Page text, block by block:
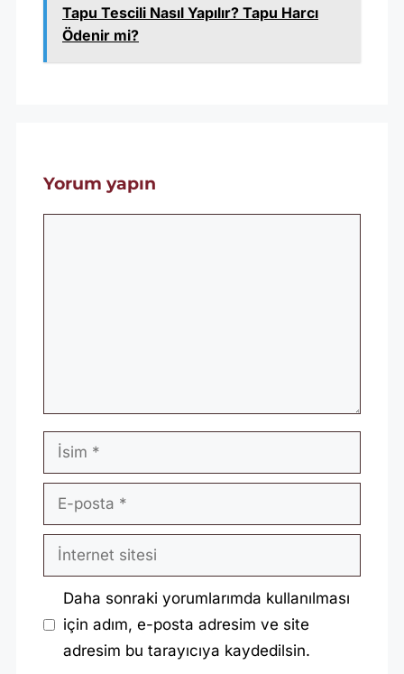
Tapu Tescili Nasıl Yapılır? Tapu Harcı
Ödenir mi?
Yorum yapın
İsim
posta
İnternet
sitesi
Daha sonraki yorumlarımda kullanılması
için adım, e-posta adresim ve site
adresim bu tarayıcıya kaydedilsin.